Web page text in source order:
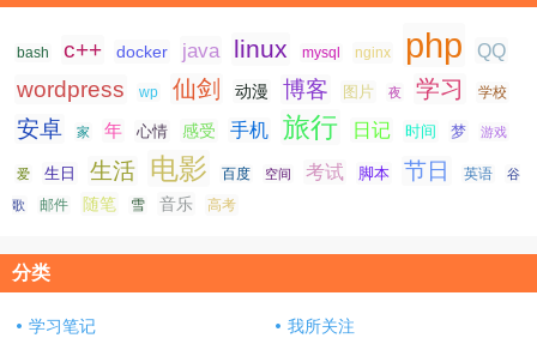
bash c++ docker java linux mysql nginx php QQ
wordpress wp 仙剑 动漫 博客 图片 夜 学习 学校
安卓 家 年 心情 感受 手机 旅行 日记 时间 梦 游戏
爱 生日 生活 电影 百度 空间 考试 脚本 节日 英语 谷
歌 邮件 随笔 雪 音乐 高考
分类
学习笔记 我所关注